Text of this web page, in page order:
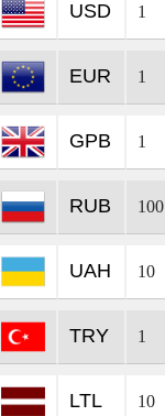
USD 1
EUR 1
GPB 1
RUB 100
UAH 10
TRY 1
LTL 10